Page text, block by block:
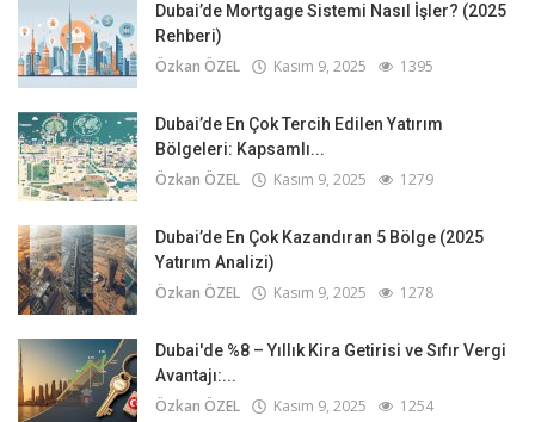
Dubai’de Mortgage Sistemi Nasıl İşler? (2025
Rehberi)
Özkan ÖZEL Kasım 9, 2025 1395
Dubai’de En Çok Tercih Edilen Yatırım
Bölgeleri: Kapsamlı...
Özkan ÖZEL Kasım 9, 2025 1279
Dubai’de En Çok Kazandıran 5 Bölge (2025
Yatırım Analizi)
Özkan ÖZEL Kasım 9, 2025 1278
Dubai'de %8 – Yıllık Kira Getirisi ve Sıfır Vergi
Avantajı:...
Özkan ÖZEL Kasım 9, 2025 1254